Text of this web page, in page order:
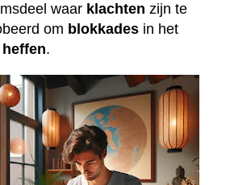
waar klachten zijn te
om blokkades in het
heffen.